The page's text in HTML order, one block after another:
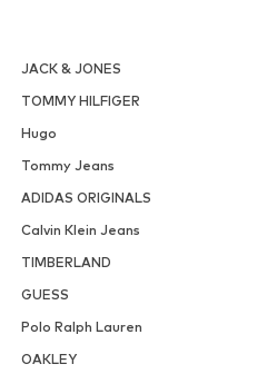
JACK & JONES
TOMMY HILFIGER
Hugo
Tommy Jeans
ADIDAS ORIGINALS
Calvin Klein Jeans
TIMBERLAND
GUESS
Polo Ralph Lauren
OAKLEY